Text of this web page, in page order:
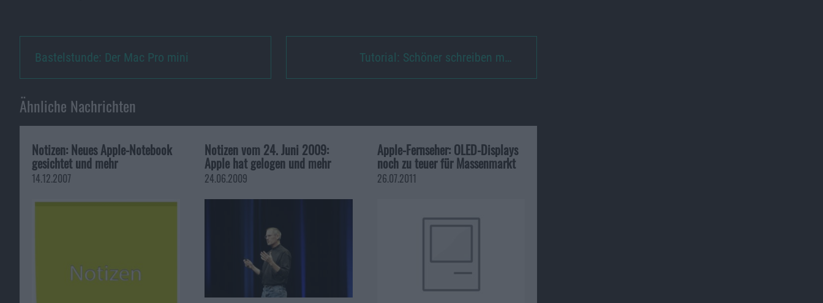
Bastelstunde: Der Mac Pro mini Tutorial: Schöner schreiben m…
Ähnliche Nachrichten
Notizen: Neues Apple-Notebook
gesichtet und mehr
14.12.2007
Notizen vom 24. Juni 2009:
Apple hat gelogen und mehr
24.06.2009
Apple-Fernseher: OLED-Displays
noch zu teuer für Massenmarkt
26.07.2011